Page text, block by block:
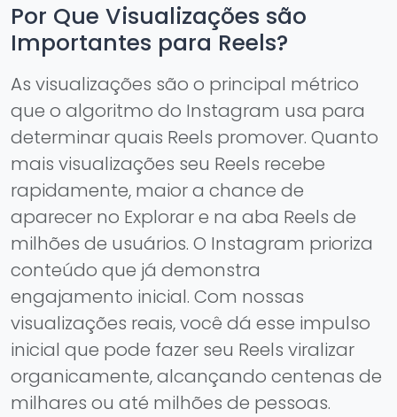
Por Que Visualizações são
Importantes para Reels?
As visualizações são o principal métrico
que o algoritmo do Instagram usa para
determinar quais Reels promover. Quanto
mais visualizações seu Reels recebe
rapidamente, maior a chance de
aparecer no Explorar e na aba Reels de
milhões de usuários. O Instagram prioriza
conteúdo que já demonstra
engajamento inicial. Com nossas
visualizações reais, você dá esse impulso
inicial que pode fazer seu Reels viralizar
organicamente, alcançando centenas de
milhares ou até milhões de pessoas.